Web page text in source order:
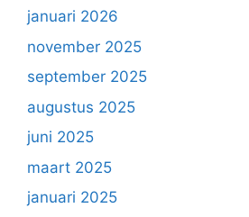
januari 2026
november 2025
september 2025
augustus 2025
juni 2025
maart 2025
januari 2025